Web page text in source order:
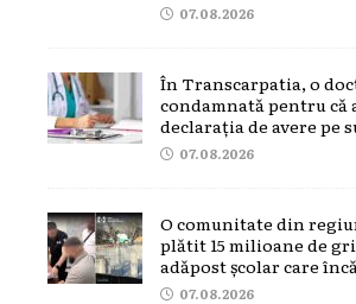
07.08.2026
În Transcarpatia, o
condamnată pentru că
declarația de avere pe
07.08.2026
O comunitate din
plătit 15 milioane de
adăpost școlar care
07.08.2026